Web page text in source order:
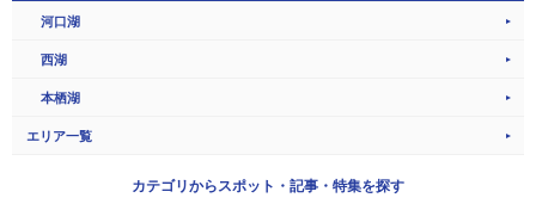
河口湖
西湖
本栖湖
エリア一覧
カテゴリからスポット・記事・特集を探す